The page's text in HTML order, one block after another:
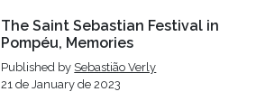
The Saint Sebastian Festival in
Pompéu, Memories
Published by Sebastião Verly
21 de January de 2023